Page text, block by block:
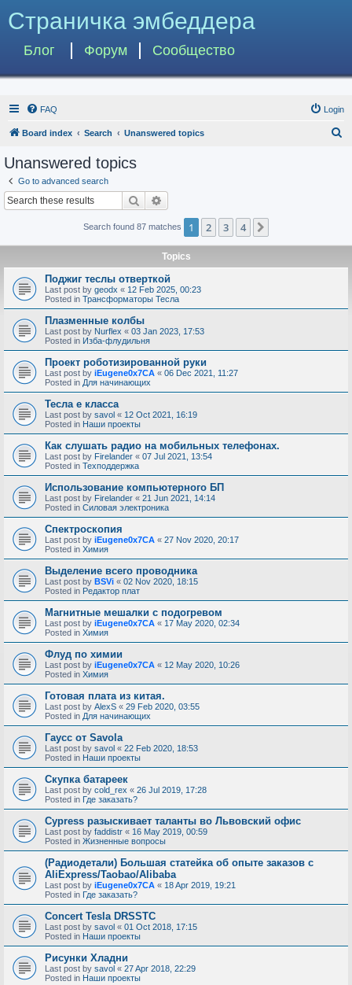
Страничка эмбеддера
Блог Форум Сообщество
FAQ Login
Board index Search Unanswered topics
Unanswered topics
Go to advanced search
Search
Search found 87 matches 1 2 3 4
Topics
Поджиг теслы отверткой
Last post by geodx « 12 Feb 2025, 00:23
Posted in Трансформаторы Тесла
Плазменные колбы
Last post by Nurflex « 03 Jan 2023, 17:53
Posted in Изба-флудильня
Проект роботизированной руки
Last post by iEugene0x7CA « 06 Dec 2021, 11:27
Posted in Для начинающих
Тесла е класса
Last post by savol « 12 Oct 2021, 16:19
Posted in Наши проекты
Как слушать радио на мобильных телефонах.
Last post by Firelander « 07 Jul 2021, 13:54
Posted in Техподдержка
Использование компьютерного БП
Last post by Firelander « 21 Jun 2021, 14:14
Posted in Силовая электроника
Спектроскопия
Last post by iEugene0x7CA « 27 Nov 2020, 20:17
Posted in Химия
Выделение всего проводника
Last post by BSVi « 02 Nov 2020, 18:15
Posted in Редактор плат
Магнитные мешалки с подогревом
Last post by iEugene0x7CA « 17 May 2020, 02:34
Posted in Химия
Флуд по химии
Last post by iEugene0x7CA « 12 May 2020, 10:26
Posted in Химия
Готовая плата из китая.
Last post by AlexS « 29 Feb 2020, 03:55
Posted in Для начинающих
Гаусс от Savola
Last post by savol « 22 Feb 2020, 18:53
Posted in Наши проекты
Скупка батареек
Last post by cold_rex « 26 Jul 2019, 17:28
Posted in Где заказать?
Cypress разыскивает таланты во Львовский офис
Last post by faddistr « 16 May 2019, 00:59
Posted in Жизненные вопросы
(Радиодетали) Большая статейка об опыте заказов с
AliExpress/Taobao/Alibaba
Last post by iEugene0x7CA « 18 Apr 2019, 19:21
Posted in Где заказать?
Concert Tesla DRSSTC
Last post by savol « 01 Oct 2018, 17:15
Posted in Наши проекты
Рисунки Хладни
Last post by savol « 27 Apr 2018, 22:29
Posted in Наши проекты